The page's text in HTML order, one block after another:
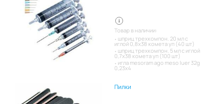
Товар в наличии:
шприц трехкомпон. 20 мл с
иглой 0,8х38 комета уп (40 шт)
шприц трехкомпон. 5 мл с иглой
0,7х38 комета уп (100 шт)
игла mesoram ago meso luer 32g
0,23x4
Пилки